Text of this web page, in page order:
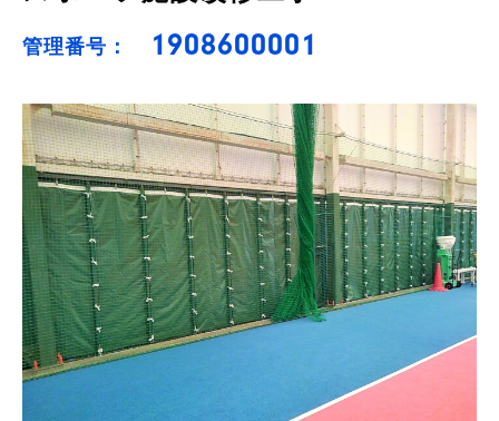
管理番号： 1908600001